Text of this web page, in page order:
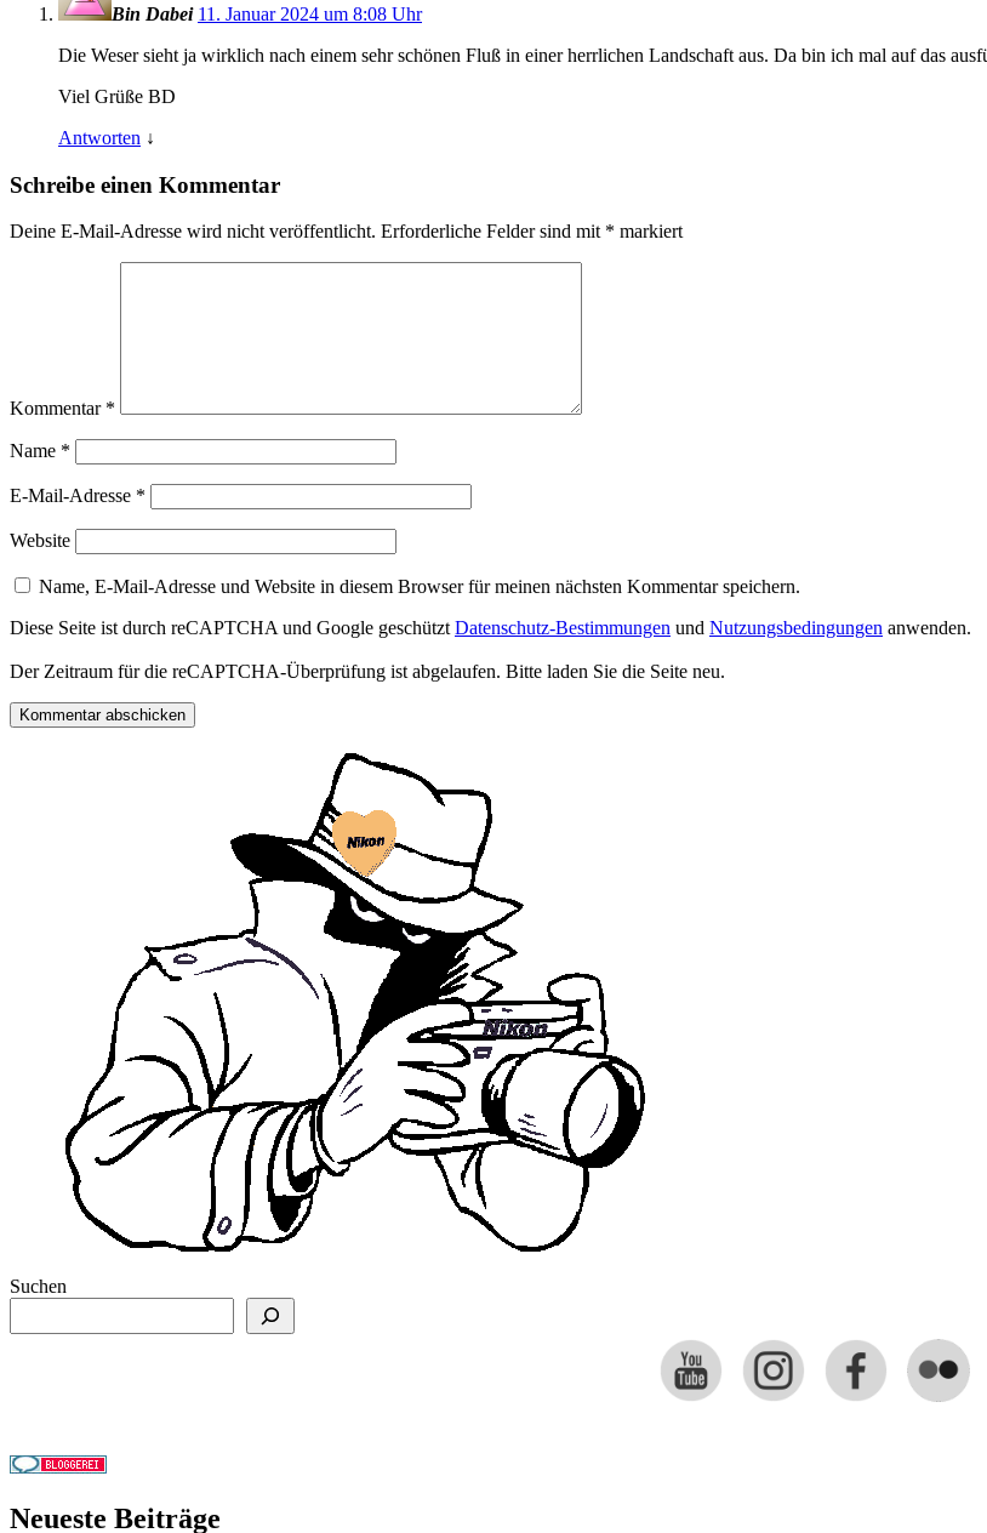
Bin Dabei 11. Januar 2024 um 8:08 Uhr
Die Weser sieht ja wirklich nach einem sehr schönen Fluß in einer herrlichen Landschaft aus. Da bin ich mal auf das
Viel Grüße BD
Antworten ↓
Schreibe einen Kommentar
Deine E-Mail-Adresse wird nicht veröffentlicht. Erforderliche Felder sind mit * markiert
Kommentar *
Name *
E-Mail-Adresse *
Website
Name, E-Mail-Adresse und Website in diesem Browser für meinen nächsten Kommentar speichern.
Diese Seite ist durch reCAPTCHA und Google geschützt Datenschutz-Bestimmungen und Nutzungsbedingungen anwenden.
Der Zeitraum für die reCAPTCHA-Überprüfung ist abgelaufen. Bitte laden Sie die Seite neu.
Suchen
Neueste Beiträge